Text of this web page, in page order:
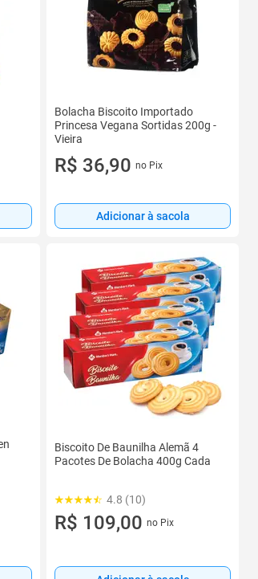
Bolacha Biscoito Importado
Princesa Vegana Sortidas 200g -
Vieira
R$ 36,90 no Pix
Adicionar à sacola
Biscoito De Baunilha Alemã 4
Pacotes De Bolacha 400g Cada
4.8 (10)
R$ 109,00 no Pix